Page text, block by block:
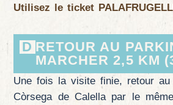
Utilisez le ticket
D RETOUR AU
MARCHER 2,5 KM
Une fois la visite finie, retour
Còrsega de Calella par le